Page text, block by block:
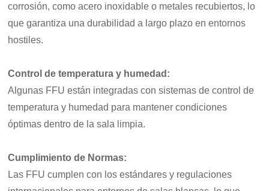
corrosión, como acero inoxidable o metales recubiertos, lo
que garantiza una durabilidad a largo plazo en entornos
hostiles.
Control de temperatura y humedad:
Algunas FFU están integradas con sistemas de control de
temperatura y humedad para mantener condiciones
óptimas dentro de la sala limpia.
Cumplimiento de Normas:
Las FFU cumplen con los estándares y regulaciones